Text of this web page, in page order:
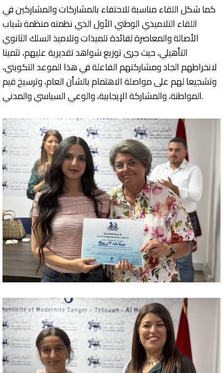
كما شكل اللقاء مناسبة للاحتفاء بالمشاركات والمشاركين في
اللقاء التلاميذي الوطني الأول الذي نظمته منظمة شباب
الأصالة والمعاصرة لفائدة تلميذات وتلاميذ السلك الثانوي
التأهيلي، حيث جرى توزيع شواهد تقديرية عليهم، تثمينا
لانخراطهم الجاد ومشاركتهم الفاعلة في هذا الموعد التكويني،
وتشجيعا لهم على مواصلة الاهتمام بالشأن العام، وترسيخ قيم
المواطنة، والمشاركة الإيجابية، والوعي السياسي والمدني.